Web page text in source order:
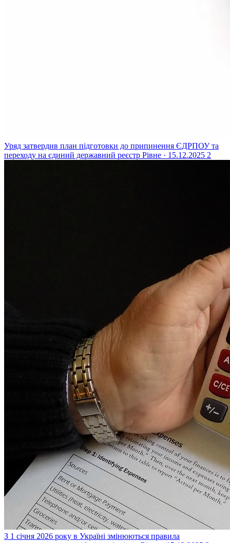
Уряд затвердив план підготовки до припинення ЄДРПОУ та
переходу на єдиний державний реєстр Рівне · 15.12.2025 2
З 1 січня 2026 року в Україні змінюються правила